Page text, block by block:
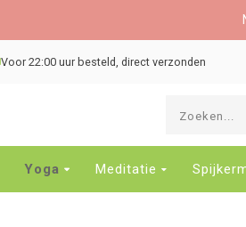
Voor 22:00 uur besteld, direct verzonden
Yoga Meditatie